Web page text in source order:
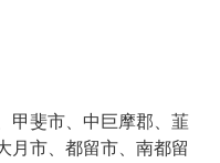
甲斐市、中巨摩郡、韮
月市、都留市、南都留